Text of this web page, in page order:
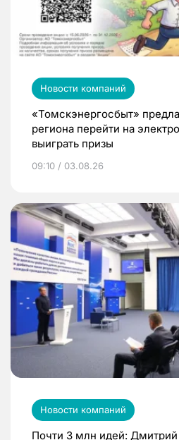
Новости компаний
«Томскэнергосбыт»
региона перейти на
выиграть призы
09:10 / 03.08.26
Новости компаний
Почти 3 млн идей: